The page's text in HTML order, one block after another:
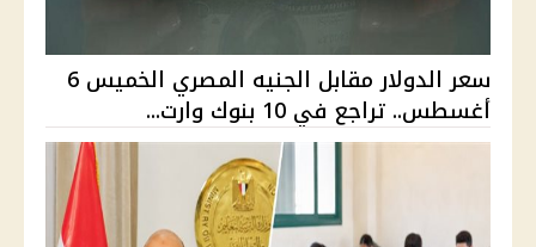
سعر الدولار مقابل الجنيه المصري الخميس 6
أغسطس.. تراجع في 10 بنوك وارت...